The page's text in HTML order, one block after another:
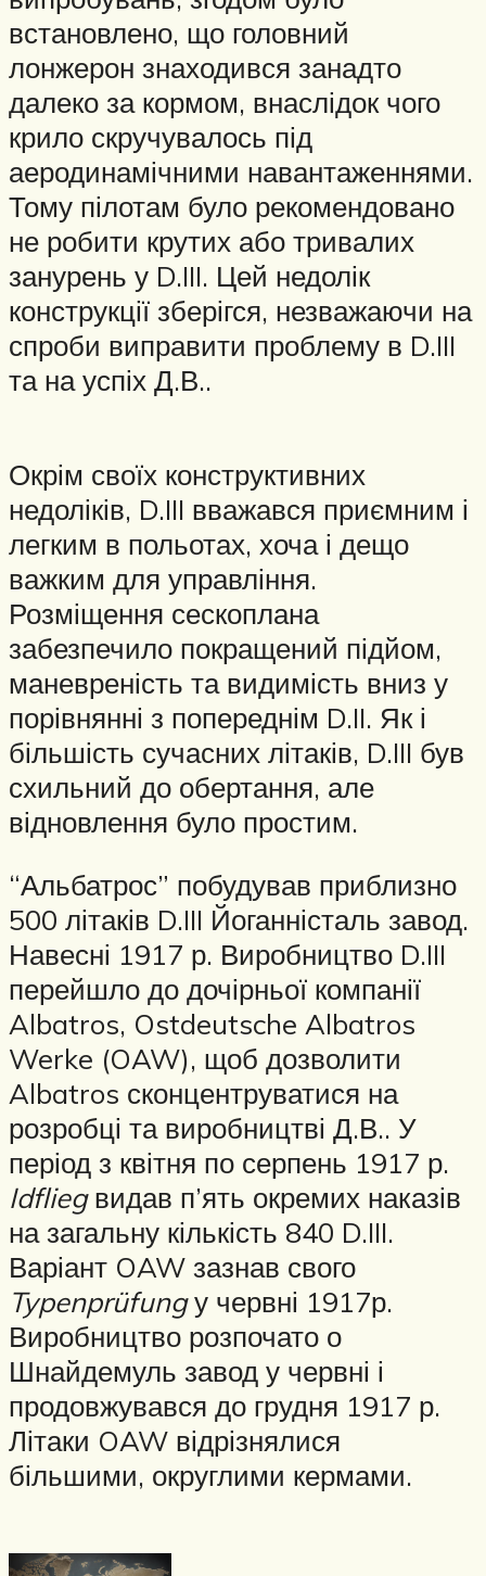
встановлено, що головний
лонжерон знаходився занадто
далеко за кормом, внаслідок чого
крило скручувалось під
аеродинамічними навантаженнями.
Тому пілотам було рекомендовано
не робити крутих або тривалих
занурень у D.III. Цей недолік
конструкції зберігся, незважаючи на
спроби виправити проблему в D.III
та на успіх Д.В..
Окрім своїх конструктивних
недоліків, D.III вважався приємним і
легким в польотах, хоча і дещо
важким для управління.
Розміщення сескоплана
забезпечило покращений підйом,
маневреність та видимість вниз у
порівнянні з попереднім D.II. Як і
більшість сучасних літаків, D.III був
схильний до обертання, але
відновлення було простим.
“Альбатрос” побудував приблизно
500 літаків D.III Йоганністаль завод.
Навесні 1917 р. Виробництво D.III
перейшло до дочірньої компанії
Albatros, Ostdeutsche Albatros
Werke (OAW), щоб дозволити
Albatros сконцентруватися на
розробці та виробництві Д.В.. У
період з квітня по серпень 1917 р.
Idfliegвидав п’ять окремих наказів
на загальну кількість 840 D.III.
Варіант OAW зазнав свого
Typenprüfungу червні 1917р.
Виробництво розпочато о
Шнайдемуль завод у червні і
продовжувався до грудня 1917 р.
Літаки OAW відрізнялися
більшими, округлими кермами.